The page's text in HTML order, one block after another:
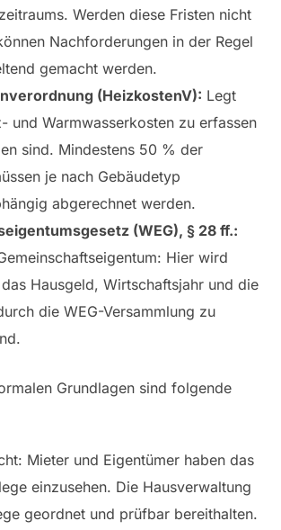
Werden diese Fristen nicht
Nachforderungen in der Regel
gemacht werden.
(HeizkostenV): Legt
und Warmwasser­kosten zu erfassen
sind. Mindestens 50 % der
je nach Gebäudetyp
abgerechnet werden.
(WEG), § 28 ff.:
Hier wird
Hausgeld, Wirtschaftsjahr und die
die WEG-Versammlung zu
Grundlagen sind folgende
Mieter und Eigentümer haben das
einzusehen. Die Hausverwaltung
geordnet und prüfbar bereithalten.